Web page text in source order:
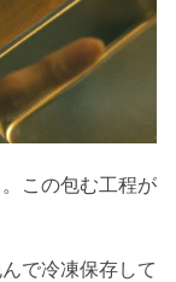
この包む工程が
で冷凍保存して